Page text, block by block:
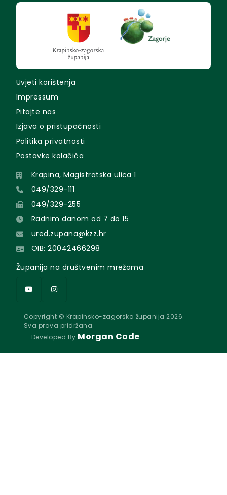
Uvjeti korištenja
Impressum
Pitajte nas
Izjava o pristupačnosti
Politika privatnosti
Postavke kolačića
Krapina, Magistratska ulica 1
049/329-111
049/329-255
Radnim danom od 7 do 15
ured.zupana@kzz.hr
OIB: 20042466298
Županija na društvenim mrežama
Copyright © Krapinsko-zagorska županija 2026.
Sva prava pridržana.
Developed By Morgan Code